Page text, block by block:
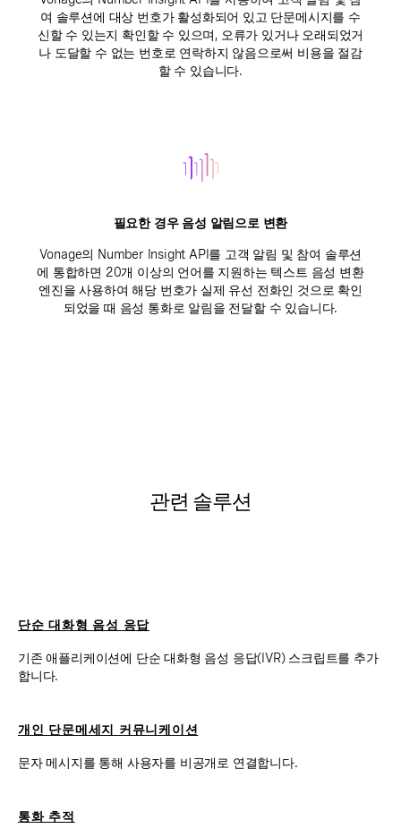
여 솔루션에 대상 번호가 활성화되어 있고 단문메시지를 수
신할 수 있는지 확인할 수 있으며, 오류가 있거나 오래되었거
나 도달할 수 없는 번호로 연락하지 않음으로써 비용을 절감
할 수 있습니다.
필요한 경우 음성 알림으로 변환
Vonage의 Number Insight API를 고객 알림 및 참여 솔루션
에 통합하면 20개 이상의 언어를 지원하는 텍스트 음성 변환
엔진을 사용하여 해당 번호가 실제 유선 전화인 것으로 확인
되었을 때 음성 통화로 알림을 전달할 수 있습니다.
관련 솔루션
단순 대화형 음성 응답
기존 애플리케이션에 단순 대화형 음성 응답(IVR) 스크립트를 추가
합니다.
개인 단문메세지 커뮤니케이션
문자 메시지를 통해 사용자를 비공개로 연결합니다.
통화 추적